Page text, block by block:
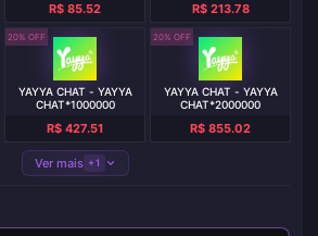
R$ 85.52 R$ 213.78
20% OFF
YAYYA CHAT - YAYYA
CHAT*1000000
R$ 427.51
20% OFF
YAYYA CHAT - YAYYA
CHAT*2000000
R$ 855.02
Ver mais +1